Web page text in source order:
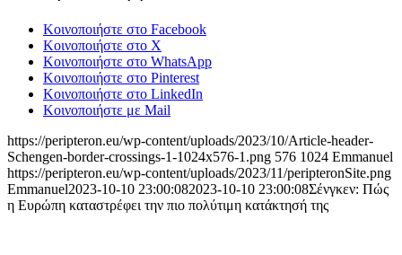
Κοινοποιήστε στο Facebook
Κοινοποιήστε στο X
Κοινοποιήστε στο WhatsApp
Κοινοποιήστε στο Pinterest
Κοινοποιήστε στο LinkedIn
Κοινοποιήστε με Mail
https://peripteron.eu/wp-content/uploads/2023/10/Article-header-
Schengen-border-crossings-1-1024x576-1.png 576 1024 Emmanuel
https://peripteron.eu/wp-content/uploads/2023/11/peripteronSite.png
Emmanuel2023-10-10 23:00:082023-10-10 23:00:08Σένγκεν: Πώς
η Ευρώπη καταστρέφει την πιο πολύτιμη κατάκτησή της